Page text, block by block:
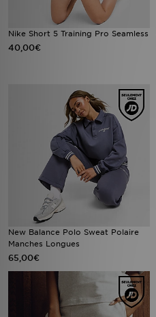
Nike Short 5 Training Pro Seamless
40,00€
New Balance Polo Sweat Polaire
Manches Longues
65,00€